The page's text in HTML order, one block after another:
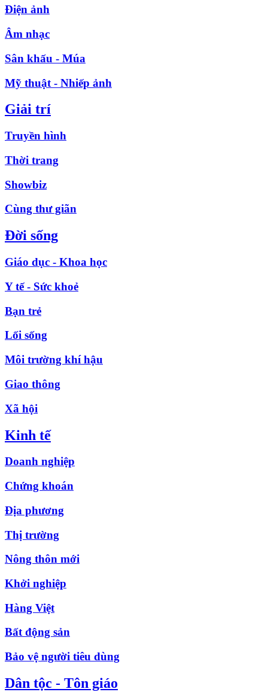
Điện ảnh
Âm nhạc
Sân khấu - Múa
Mỹ thuật - Nhiếp ảnh
Giải trí
Truyền hình
Thời trang
Showbiz
Cùng thư giãn
Đời sống
Giáo dục - Khoa học
Y tế - Sức khoẻ
Bạn trẻ
Lối sống
Môi trường khí hậu
Giao thông
Xã hội
Kinh tế
Doanh nghiệp
Chứng khoán
Địa phương
Thị trường
Nông thôn mới
Khởi nghiệp
Hàng Việt
Bất động sản
Bảo vệ người tiêu dùng
Dân tộc - Tôn giáo